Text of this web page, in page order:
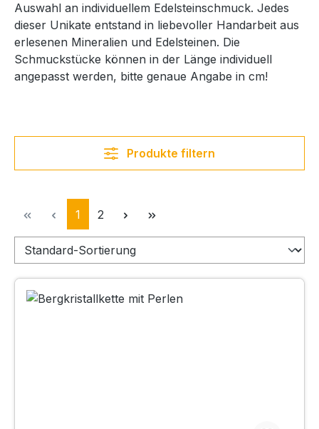
Auswahl an individuellem Edelsteinschmuck. Jedes
dieser Unikate entstand in liebevoller Handarbeit aus
erlesenen Mineralien und Edelsteinen. Die
Schmuckstücke können in der Länge individuell
angepasst werden, bitte genaue Angabe in cm!
Produkte filtern
Seite
1 Seite
2